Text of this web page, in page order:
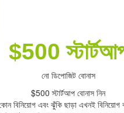
$500
নো ডিপোজিট বোনাস
$500 স্টার্টআপ বোনাস নিন
বিনিয়োগ এবং ঝুঁকি ছাড়া এখনই